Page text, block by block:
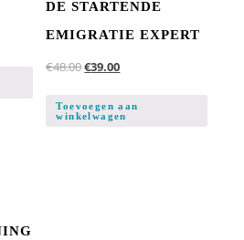
DE STARTENDE
EMIGRATIE EXPERT
€48.00€39.00
Toevoegen aan
winkelwagen